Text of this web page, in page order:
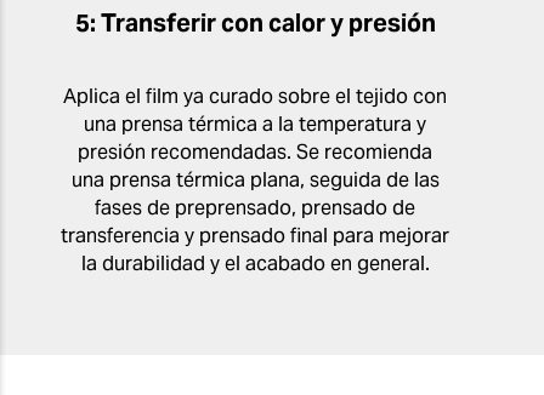
5: Transferir con calor y presión
Aplica el film ya curado sobre el tejido con
una prensa térmica a la temperatura y
presión recomendadas. Se recomienda
una prensa térmica plana, seguida de las
fases de preprensado, prensado de
transferencia y prensado final para mejorar
la durabilidad y el acabado en general.